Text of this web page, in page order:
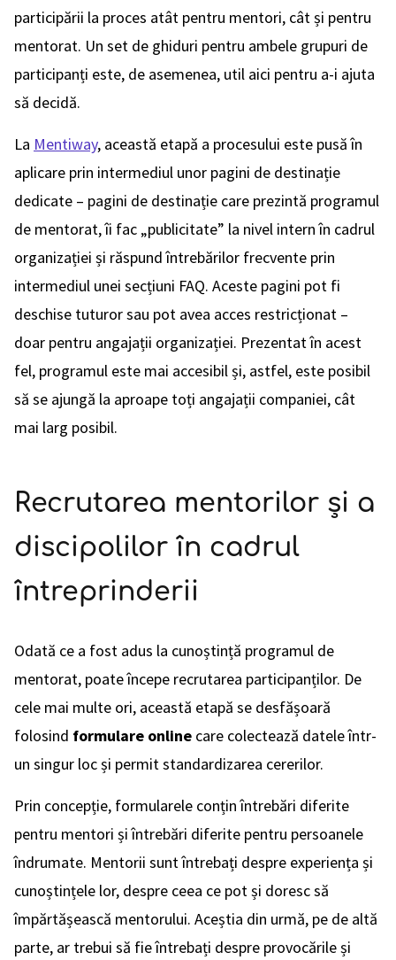
participării la proces atât pentru mentori, cât și pentru
mentorat. Un set de ghiduri pentru ambele grupuri de
participanți este, de asemenea, util aici pentru a-i ajuta
să decidă.
La Mentiway, această etapă a procesului este pusă în
aplicare prin intermediul unor pagini de destinație
dedicate – pagini de destinație care prezintă programul
de mentorat, îi fac „publicitate” la nivel intern în cadrul
organizației și răspund întrebărilor frecvente prin
intermediul unei secțiuni FAQ. Aceste pagini pot fi
deschise tuturor sau pot avea acces restricționat –
doar pentru angajații organizației. Prezentat în acest
fel, programul este mai accesibil și, astfel, este posibil
să se ajungă la aproape toți angajații companiei, cât
mai larg posibil.
Recrutarea mentorilor și a
discipolilor în cadrul
întreprinderii
Odată ce a fost adus la cunoștință programul de
mentorat, poate începe recrutarea participanților. De
cele mai multe ori, această etapă se desfășoară
folosind formulare online care colectează datele într-
un singur loc și permit standardizarea cererilor.
Prin concepție, formularele conțin întrebări diferite
pentru mentori și întrebări diferite pentru persoanele
îndrumate. Mentorii sunt întrebați despre experiența și
cunoștințele lor, despre ceea ce pot și doresc să
împărtășească mentorului. Aceștia din urmă, pe de altă
parte, ar trebui să fie întrebați despre provocările și